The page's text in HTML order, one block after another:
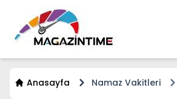
Anasayfa Namaz Vakitleri